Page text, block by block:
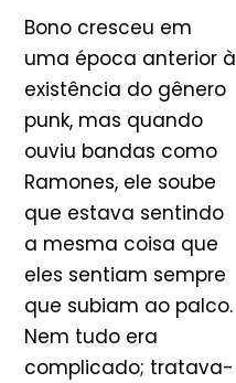
Bono cresceu em
uma época anterior à
existência do gênero
punk, mas quando
ouviu bandas como
Ramones, ele soube
que estava sentindo
a mesma coisa que
eles sentiam sempre
que subiam ao palco.
Nem tudo era
complicado; tratava-